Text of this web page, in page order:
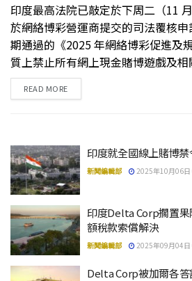
印度最高法院已敲定於下周二（11
於網絡博彩營運商提交的司法覆核
期通過的《2025 年網絡博彩促進及
質上禁止所有網上現金賭博遊戲及相
READ MOREDETAILS
印度就全國線上賭博
新聞編輯部 2025年10月06
印度Delta Corp擱置
額稅款索償解決
新聞編輯部 2025年09月04日
Delta Corp被加爾各